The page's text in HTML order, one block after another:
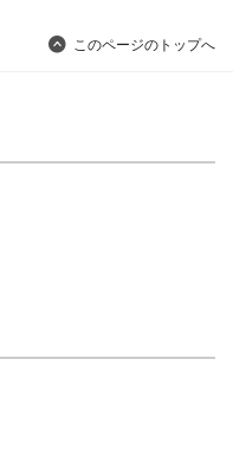
このページのトップへ